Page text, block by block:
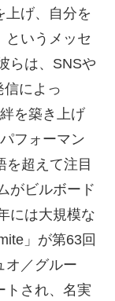
上げ、自分を
というメッセ
らは、SNSや
信によっ
を築き上げ
フォーマン
超えて注目
がビルボード
には大規模な
」が第63回
オ／グルー
トされ、名実